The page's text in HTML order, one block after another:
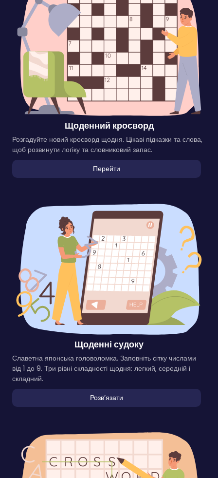
Щоденний кросворд
Розгадуйте новий кросворд щодня. Цікаві підказки та слова,
щоб розвинути логіку та словниковий запас.
Перейти
Щоденні судоку
Славетна японська головоломка. Заповніть сітку числами
від 1 до 9. Три рівні складності щодня: легкий, середній і
складний.
Розвʼязати